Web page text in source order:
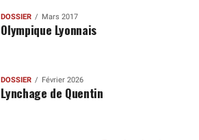
DOSSIER Mars 2017
Olympique Lyonnais
DOSSIER Février 2026
Lynchage de Quentin